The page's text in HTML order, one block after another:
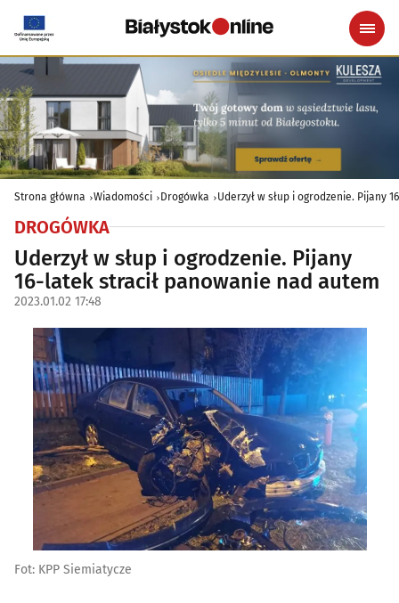
Strona główna Wiadomości Drogówka Uderzył w słup i ogrodzenie. Pijany
DROGÓWKA
Uderzył w słup i ogrodzenie. Pijany
16-latek stracił panowanie nad autem
2023.01.02 17:48
Fot: KPP Siemiatycze